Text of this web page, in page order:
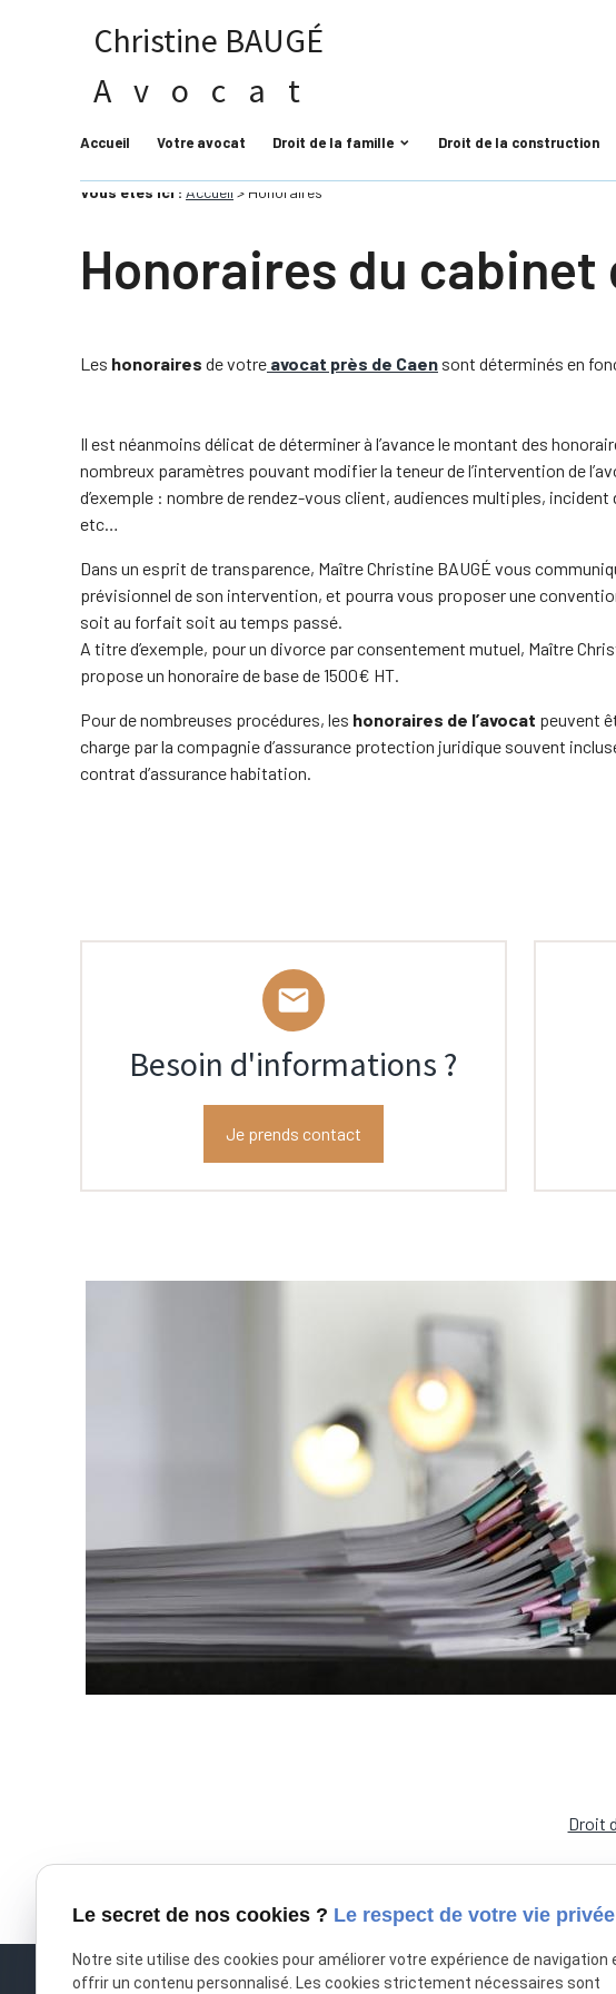
Christine BAUGÉ
Avocat
Accueil Votre avocat Droit de la famille Droit de la construction
Vous êtes ici : Accueil > Honoraires
Honoraires du cabinet
Les honoraires de votre avocat près de Caen sont déterminés en
Il est néanmoins délicat de déterminer à l’avance le montant des
nombreux paramètres pouvant modifier la teneur de l’intervention de
d’exemple : nombre de rendez-vous client, audiences multiples, incident
etc…
Dans un esprit de transparence, Maître Christine BAUGÉ vous
prévisionnel de son intervention, et pourra vous proposer une
soit au forfait soit au temps passé.
A titre d’exemple, pour un divorce par consentement mutuel, Maître
propose un honoraire de base de 1500€ HT.
Pour de nombreuses procédures, les honoraires de l’avocat peuvent
charge par la compagnie d’assurance protection juridique souvent
contrat d’assurance habitation.
mail
Besoin d'informations ?
Je prends contact
Droit
Le secret de nos cookies ? Le respect de votre vie privée
Notre site utilise des cookies pour améliorer votre expérience de navigation
offrir un contenu personnalisé. Les cookies strictement nécessaires sont